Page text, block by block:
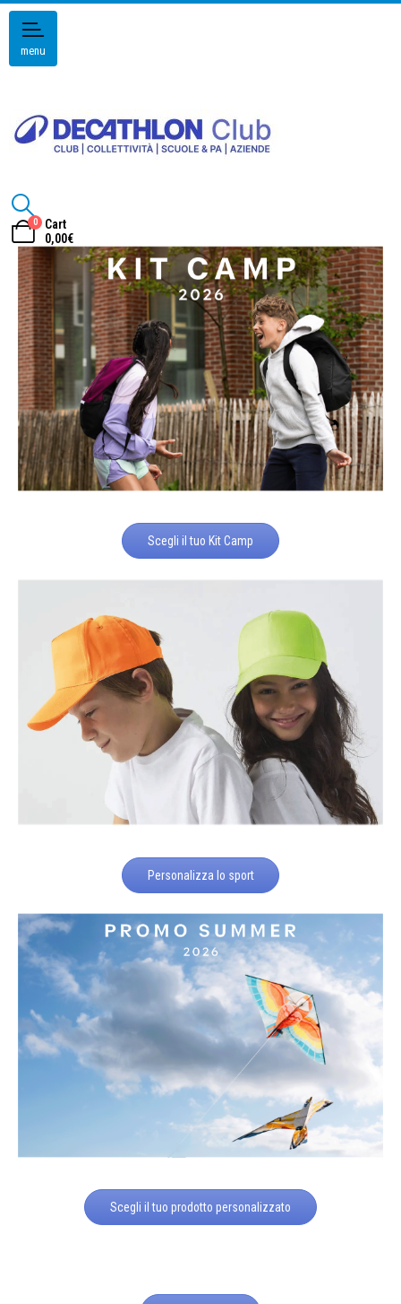
menu
0
Cart
0,00€
Scegli il tuo Kit Camp
Personalizza lo sport
Scegli il tuo prodotto personalizzato